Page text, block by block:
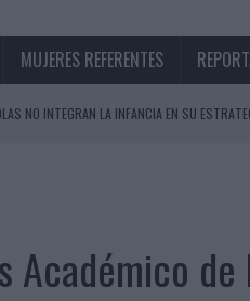
MUJERES REFERENTES
NO INTEGRAN LA INFANCIA EN SU
EN 2025, AUNQUE LOS MEDIOS
COMERCIAL GLOBAL
INSPIRADA EN CORNETTO, CALIPPO Y
Académico